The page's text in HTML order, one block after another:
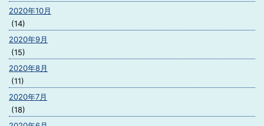
2020年10月
(14)
2020年9月
(15)
2020年8月
(11)
2020年7月
(18)